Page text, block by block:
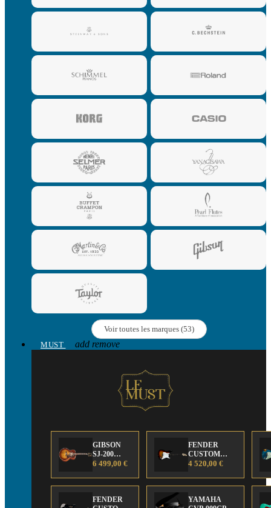
Voir toutes les marques (53)
MUST
add remove
GIBSON
SJ-200
Anniversary
Edition
6 499,00 €
FENDER
CUSTOM
SHOP Strat 63'
4 520,00 €
FENDER
YAMAHA